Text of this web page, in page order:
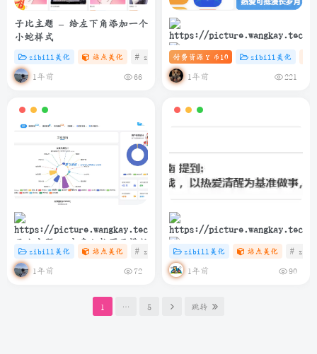
子比主题 – 给左下角添加一个
小蛇样式
zibill美化 站点美化 # zibll # C # HTML
1年前 66
子比主题 – 滚动图标推荐卡片
（第三版）
付费资源 Y 币 10 zibill美化
1年前 221
子比主题 – 文章归档页面模版
zibill美化 站点美化 # zibll # C # java
1年前 72
简洁而美丽：如何在博客中优
雅展示网易云热评
zibill美化 站点美化 #
1年前 90
1 … 5 跳转